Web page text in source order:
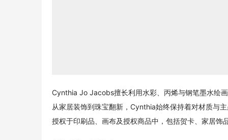
Cynthia Jo Jacobs擅长利用水彩、丙烯与钢笔墨水绘
从家居装饰到珠宝翻新，Cynthia始终保持着对材质与
授权于印刷品、画布及授权商品中，包括贺卡、家居饰